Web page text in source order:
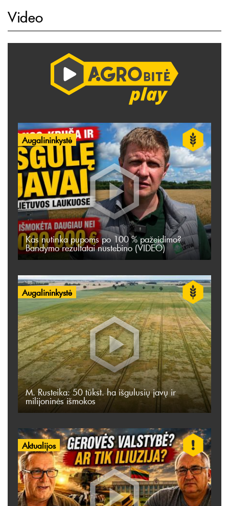
Video
Augalininkystė
Kas nutinka pupoms po 100 % pažeidimo?
Bandymo rezultatai nustebino (VIDEO)
Augalininkystė
M. Rusteika: 50 tūkst. ha išgulusių javų ir
milijoninės išmokos
Aktualijos